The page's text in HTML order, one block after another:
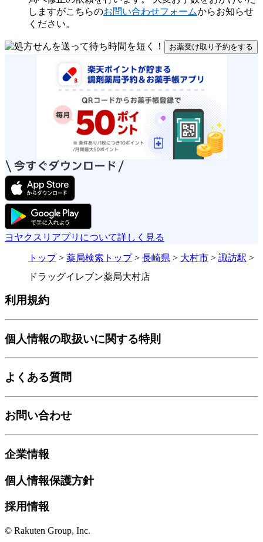
しますがこちらのお問い合わせフォームからお知らせ
ください。
お薬受け取り予約をする
ヨヤクスリアプリについて詳しく見る
トップ> 薬局検索トップ> 長崎県 > 大村市 > 諏訪駅 >
ドラッグイレブン薬局大村店
利用規約
個人情報の取扱いに関する特則
よくある質問
お問い合わせ
企業情報
個人情報保護方針
採用情報
© Rakuten Group, Inc.